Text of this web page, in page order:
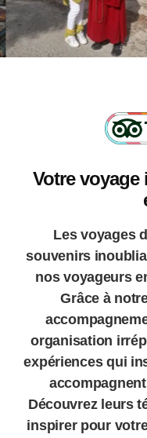
Les voyages
souvenirs
nos voyageurs
Grâce à
organisation
expériences qui